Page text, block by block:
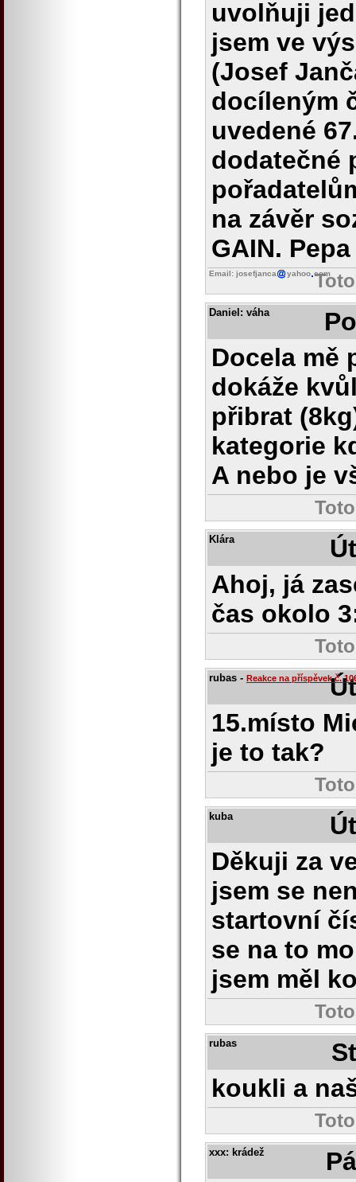
uvolňuji
jsem ve
(Josef
docíleným
uvedené
dodatečné
na závěr
GAIN. Pepa
Email: josefjanca yahoo com
Daniel : váha
Docela mě
dokáže
přibrat
kategorie
A nebo je
Klára
Ahoj, já
čas okolo
rubas - Reakce na příspěvek č.
15.místo
je to tak?
kuba
Děkuji za
jsem se
startovní
se na to
jsem měl
rubas
koukli a
xxx: krádež